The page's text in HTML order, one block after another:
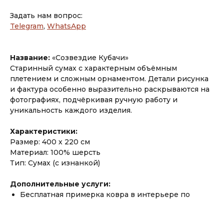
Задать нам вопрос:
Telegram, WhatsApp
Название: «Созвездие Кубачи»
Старинный сумах с характерным объёмным
плетением и сложным орнаментом. Детали рисунка
и фактура особенно выразительно раскрываются на
фотографиях, подчёркивая ручную работу и
уникальность каждого изделия.
Характеристики:
Размер: 400 х 220 см
Материал: 100% шерсть
Тип: Сумах (с изнанкой)
Дополнительные услуги:
Бесплатная примерка ковра в интерьере по